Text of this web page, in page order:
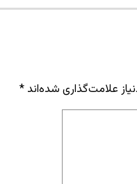
علامت‌گذاری شده‌اند *